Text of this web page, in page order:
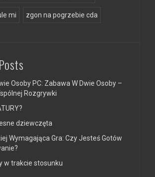
mi zgon na pogrzebie cda
Osoby PC: Zabawa W Dwie Osoby –
Rozgrywki
dziewczęta
Wymagająca Gra: Czy Jesteś Gotów
w trakcie stosunku